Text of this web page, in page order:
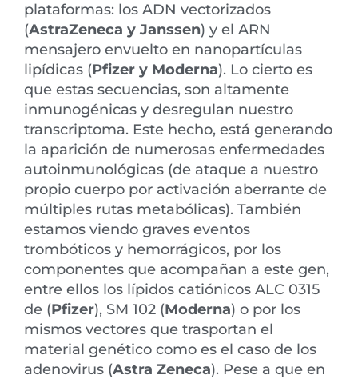
plataformas: los ADN vectorizados
(AstraZeneca y Janssen) y el ARN
mensajero envuelto en nanopartículas
lipídicas (Pfizer y Moderna). Lo cierto es
que estas secuencias, son altamente
inmunogénicas y desregulan nuestro
transcriptoma. Este hecho, está generando
la aparición de numerosas enfermedades
autoinmunológicas (de ataque a nuestro
propio cuerpo por activación aberrante de
múltiples rutas metabólicas). También
estamos viendo graves eventos
trombóticos y hemorrágicos, por los
componentes que acompañan a este gen,
entre ellos los lípidos catiónicos ALC 0315
de (Pfizer), SM 102 (Moderna) o por los
mismos vectores que trasportan el
material genético como es el caso de los
adenovirus (Astra Zeneca). Pese a que en